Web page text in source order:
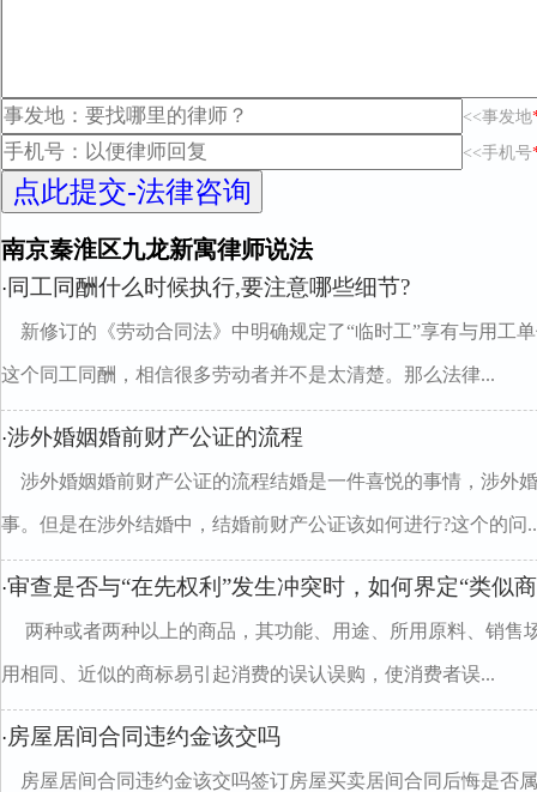
<<事发地
<<手机号
南京秦淮区九龙新寓律师说法
· 同工同酬什么时候执行,要注意哪些细节?
新修订的《劳动合同法》中明确规定了“临时工”享有与用工
这个同工同酬，相信很多劳动者并不是太清楚。那么法律...
·涉外婚姻婚前财产公证的流程
涉外婚姻婚前财产公证的流程结婚是一件喜悦的事情，涉外
事。但是在涉外结婚中，结婚前财产公证该如何进行?这个的问
·审查是否与“在先权利”发生冲突时，如何界定“类似
两种或者两种以上的商品，其功能、用途、所用原料、销售
用相同、近似的商标易引起消费的误认误购，使消费者误...
·房屋居间合同违约金该交吗
房屋居间合同违约金该交吗签订房屋买卖居间合同后悔是否